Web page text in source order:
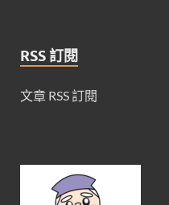
RSS 訂閱
文章 RSS 訂閱